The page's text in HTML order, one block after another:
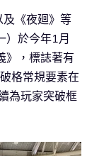
《夜廻》等
）於今年1月
》，標誌著有
格常規要素在
為玩家突破框